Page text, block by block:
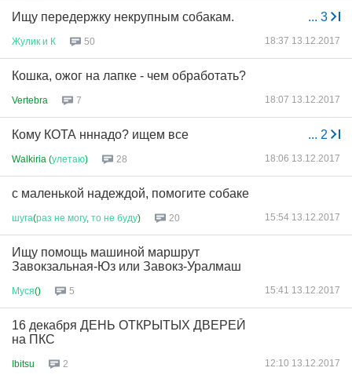
... 3
Ищу передержку некрупным собакам.
Жулик и К 50 18:37 13.12.2017
Кошка, ожог на лапке - чем обработать?
Vertebra 7 18:07 13.12.2017
... 2
Кому КОТА нннадо? ищем все
Walkiria (улетаю) 28 18:06 13.12.2017
с маленькой надеждой, помогите собаке
шуга(раз не могу, то не буду) 20 15:54 13.12.2017
Ищу помощь машиной маршрут
Завокзальная-Юз или Завокз-Уралмаш
Муся() 5 15:41 13.12.2017
16 декабря ДЕНЬ ОТКРЫТЫХ ДВЕРЕЙ
на ПКС
Ibitsu 2 12:10 13.12.2017